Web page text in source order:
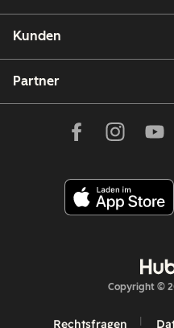
Kunden
Partner
Copyright ©
Rechtsfragen